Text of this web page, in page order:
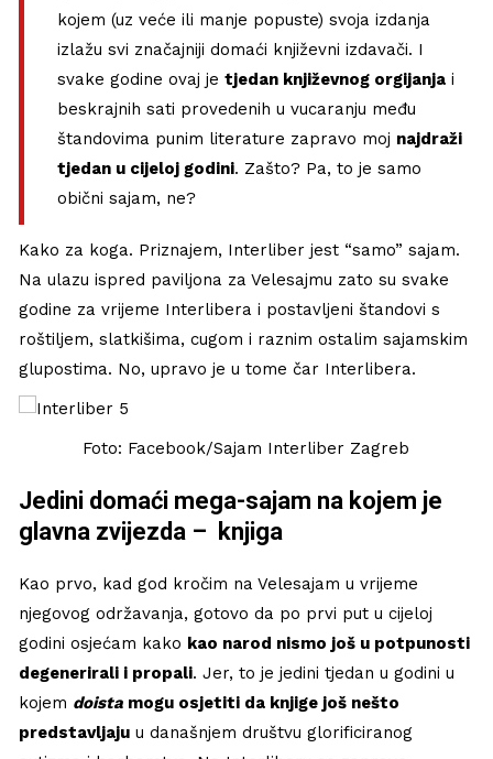
kojem (uz veće ili manje popuste) svoja izdanja
izlažu svi značajniji domaći književni izdavači. I
svake godine ovaj jetjedan književnog orgijanja i
beskrajnih sati provedenih u vucaranju među
štandovima punim literature zapravo moj najdraži
tjedan u cijeloj godini. Zašto? Pa, to je samo
obični sajam, ne?
Kako za koga. Priznajem, Interliber jest “samo” sajam.
Na ulazu ispred paviljona za Velesajmu zato su svake
godine za vrijeme Interlibera i postavljeni štandovi s
roštiljem, slatkišima, cugom i raznim ostalim sajamskim
glupostima. No, upravo je u tome čar Interlibera.
Foto: Facebook/Sajam Interliber Zagreb
Jedini domaći mega-sajam na kojem je
glavna zvijezda – knjiga
Kao prvo, kad god kročim na Velesajam u vrijeme
njegovog održavanja, gotovo da po prvi put u cijeloj
godini osjećam kako kao narod nismo još u potpunosti
degenerirali i propali. Jer, to je jedini tjedan u godini u
kojem doista mogu osjetiti da knjige još nešto
predstavljaju u današnjem društvu glorificiranog